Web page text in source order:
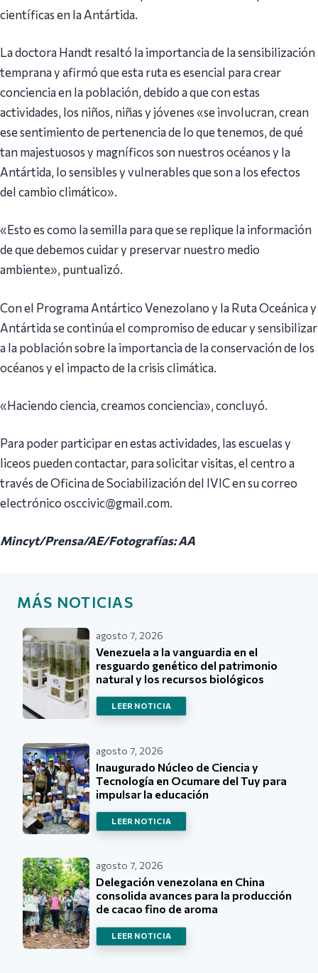
científicas en la Antártida.
La doctora Handt resaltó la importancia de la sensibilización
temprana y afirmó que esta ruta es esencial para crear
conciencia en la población, debido a que con estas
actividades, los niños, niñas y jóvenes «se involucran, crean
ese sentimiento de pertenencia de lo que tenemos, de qué
tan majestuosos y magníficos son nuestros océanos y la
Antártida, lo sensibles y vulnerables que son a los efectos
del cambio climático».
«Esto es como la semilla para que se replique la información
de que debemos cuidar y preservar nuestro medio
ambiente», puntualizó.
Con el Programa Antártico Venezolano y la Ruta Oceánica y
Antártida se continúa el compromiso de educar y sensibilizar
a la población sobre la importancia de la conservación de los
océanos y el impacto de la crisis climática.
«Haciendo ciencia, creamos conciencia», concluyó.
Para poder participar en estas actividades, las escuelas y
liceos pueden contactar, para solicitar visitas, el centro a
través de Oficina de Sociabilización del IVIC en su correo
electrónico osccivic@gmail.com.
Mincyt/Prensa/AE/Fotografías: AA
MÁS NOTICIAS
agosto 7, 2026
Venezuela a la vanguardia en el
resguardo genético del patrimonio
natural y los recursos biológicos
LEER NOTICIA
agosto 7, 2026
Inaugurado Núcleo de Ciencia y
Tecnología en Ocumare del Tuy para
impulsar la educación
LEER NOTICIA
agosto 7, 2026
Delegación venezolana en China
consolida avances para la producción
de cacao fino de aroma
LEER NOTICIA